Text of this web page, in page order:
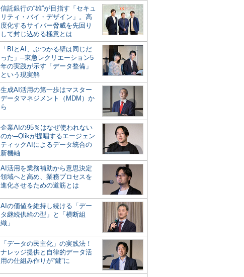
信託銀行の“雄”が目指す「セキュ
リティ・バイ・デザイン」。高
度化するサイバー脅威を先回り
して封じ込める極意とは
「BIとAI、ぶつかる壁は同じだ
った」─東急レクリエーション5
年の実践が示す「データ整備」
という現実解
生成AI活用の第一歩はマスター
データマネジメント（MDM）か
ら
企業AIの95％はなぜ使われない
のか─Qlikが提唱するエージェン
ティックAIによるデータ統合の
新機軸
AI活用を業務補助から意思決定
領域へと高め、業務プロセスを
進化させるための道筋とは
AIの価値を維持し続ける「デー
タ継続供給の型」と「横断組
織」
「データの民主化」の実践法！
ナレッジ提供と自律的データ活
用の仕組み作りが“鍵”に